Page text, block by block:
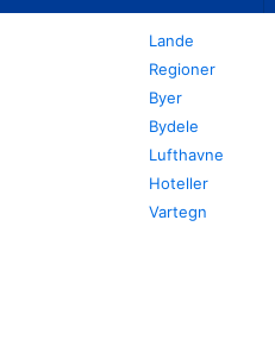
Lande
Regioner
Byer
Bydele
Lufthavne
Hoteller
Vartegn